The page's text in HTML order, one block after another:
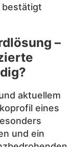
bestätigt
–
aktuellem
eines
und ein